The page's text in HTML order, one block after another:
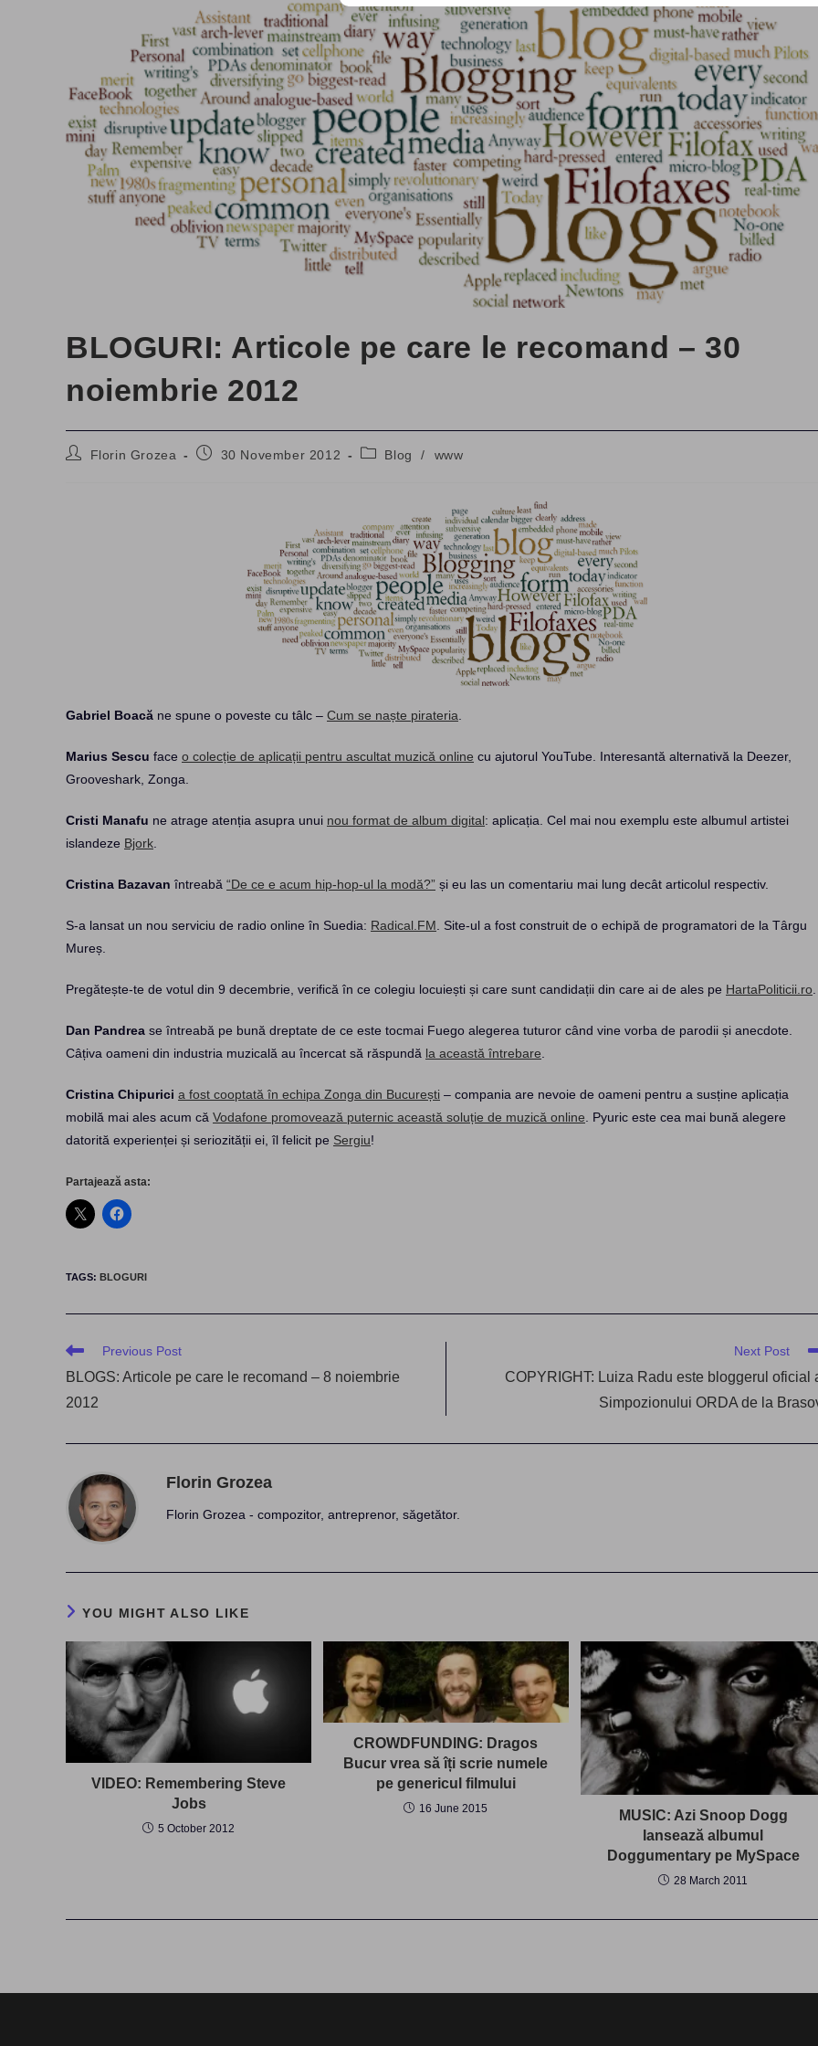
BLOGURI: Articole pe care le recomand – 30
noiembrie 2012
PostFlorin Grozea
Post30 November 2012
PostBlog / www
Gabriel Boacă ne spune o poveste cu tâlc – Cum se naște pirateria
Marius Sescu face o colecție de aplicații pentru ascultat muzică online cu ajutorul YouTube. Interesantă alternativă la Deezer,
Grooveshark, Zonga.
Cristi Manafu ne atrage atenția asupra unui nou format de album digital: aplicația. Cel mai nou exemplu este albumul artistei
islandeze Bjork
Cristina Bazavan întreabă “De ce e acum hip-hop-ul la modă?” și eu las un comentariu mai lung decât articolul respectiv.
S-a lansat un nou serviciu de radio online în Suedia: Radical.FM . Site-ul a fost construit de o echipă de programatori de la Târgu
Mureș.
Pregătește-te de votul din 9 decembrie, verifică în ce colegiu locuiești și care sunt candidații din care ai de ales pe HartaPoliticii.ro
Dan Pandrea se întreabă pe bună dreptate de ce este tocmai Fuego alegerea tuturor când vine vorba de parodii și anecdote.
Câțiva oameni din industria muzicală au încercat să răspundă la această întrebare
Cristina Chipurici a fost cooptată în echipa Zonga din București – compania are nevoie de oameni pentru a susține aplicația
mobilă mai ales acum că Vodafone promovează puternic această soluție de muzică online . Pyuric este cea mai bună alegere
datorită experienței și seriozității ei, îl felicit pe Sergiu!
Partajează asta:
TAGS: BLOGURI
Read
articles
Previous Post
BLOGS: Articole pe care le recomand – 8 noiembrie
2012
Next Post
COPYRIGHT: Luiza Radu este bloggerul oficial
Simpozionului ORDA de la
Florin Grozea
Florin Grozea - compozitor, antreprenor, săgetător.
YOU MIGHT ALSO LIKE
VIDEO: Remembering Steve
Jobs
5 October 2012
CROWDFUNDING: Dragos
Bucur vrea să îți scrie numele
pe genericul filmului
16 June 2015
MUSIC: Azi Snoop Dogg
lansează albumul
Doggumentary pe MySpace
28 March 2011